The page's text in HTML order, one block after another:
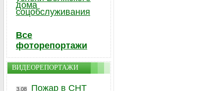
дома
соцобслуживания
Все
фоторепортажи
ВИДЕОРЕПОРТАЖИ
3.08
Пожар в СНТ